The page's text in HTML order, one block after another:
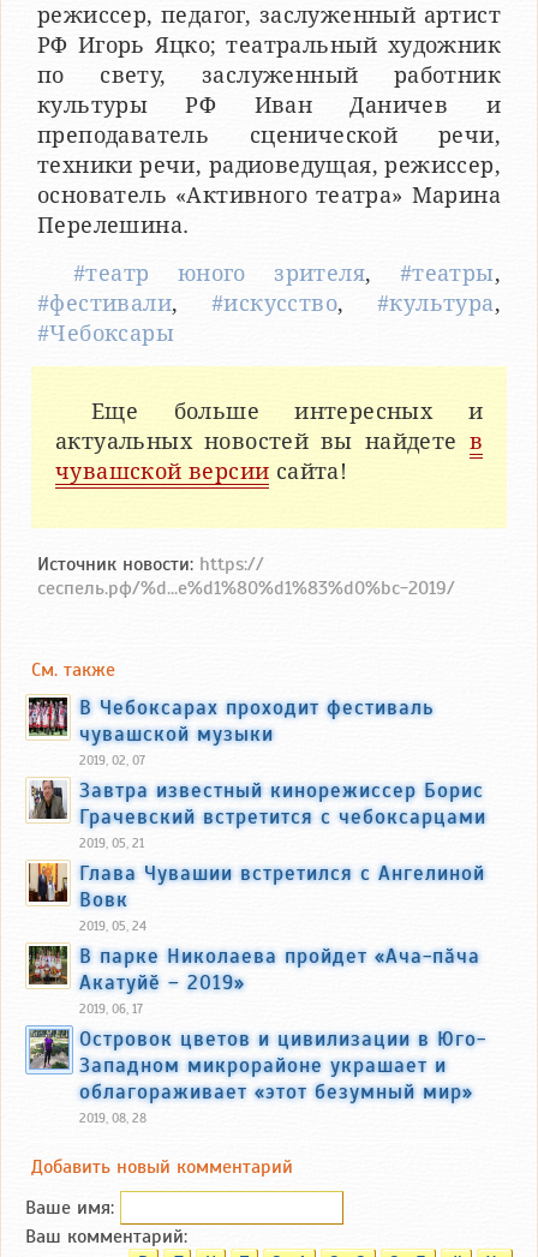
режиссер, педагог, заслуженный артист
РФ Игорь Яцко; театральный художник
по свету, заслуженный работник
культуры РФ Иван Даничев и
преподаватель сценической речи,
техники речи, радиоведущая, режиссер,
основатель «Активного театра» Марина
Перелешина.
#театр юного зрителя, #театры,
#фестивали, #искусство, #культура,
#Чебоксары
Еще больше интересных и
актуальных новостей вы найдете в
чувашской версии сайта!
Источник новости: https://
сеспель.рф/%d...e%d1%80%d1%83%d0%bc-2019/
См. также
В Чебоксарах проходит фестиваль
чувашской музыки
2019, 02, 07
Завтра известный кинорежиссер Борис
Грачевский встретится с чебоксарцами
2019, 05, 21
Глава Чувашии встретился с Ангелиной
Вовк
2019, 05, 24
В парке Николаева пройдет «Ача-пӑча
Акатуйӗ – 2019»
2019, 06, 17
Островок цветов и цивилизации в Юго-
Западном микрорайоне украшает и
облагораживает «этот безумный мир»
2019, 08, 28
Добавить новый комментарий
Ваше имя:
Ваш комментарий: